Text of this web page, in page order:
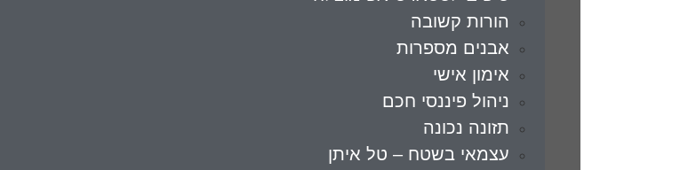
הורות קשובה
אבנים מספרות
אימון אישי
ניהול פיננסי חכם
תזונה נכונה
עצמאי בשטח – טל איתן